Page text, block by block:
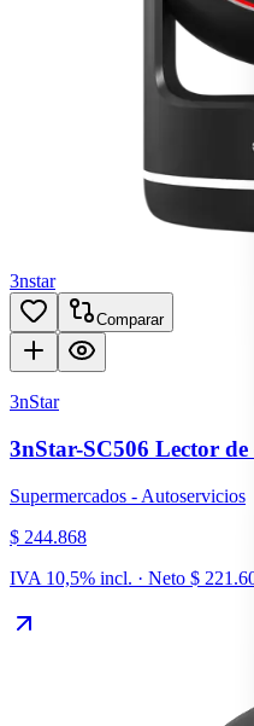
3nstar
Comparar
3nStar
3nStar-SC506 Lector de
Supermercados - Autoservicios
$ 244.868
IVA 10,5% incl. · Neto $